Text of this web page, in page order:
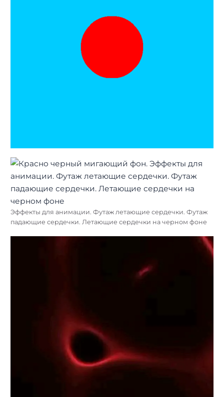
Эффекты для анимации. Футаж летающие сердечки. Футаж
падающие сердечки. Летающие сердечки на черном фоне